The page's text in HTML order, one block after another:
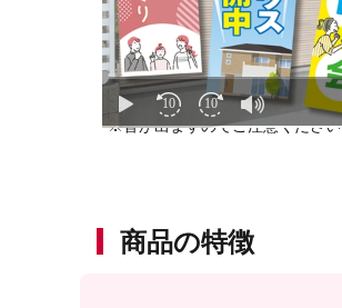
※音が出ますのでご注意ください
商品の特徴